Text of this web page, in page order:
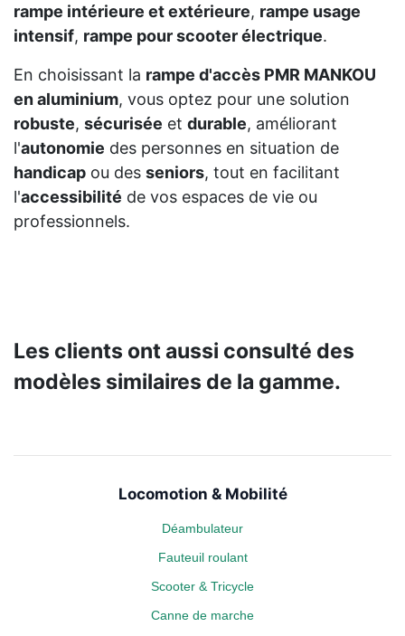
rampe intérieure et extérieure, rampe usage
intensif, rampe pour scooter électrique.
En choisissant la rampe d'accès PMR MANKOU
en aluminium, vous optez pour une solution
robuste, sécurisée et durable, améliorant
l'autonomie des personnes en situation de
handicap ou des seniors, tout en facilitant
l'accessibilité de vos espaces de vie ou
professionnels.
Les clients ont aussi consulté des
modèles similaires de la gamme.
Locomotion & Mobilité
Déambulateur
Fauteuil roulant
Scooter & Tricycle
Canne de marche